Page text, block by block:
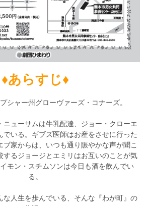
♦あらすじ♦
シャー州グローヴァーズ・コナーズ。
ニューサムは牛乳配達、ジョー・クローエ
でいる。ギブズ医師はお産をさせに行った
ブ家からは、いつも通り賑やかな声が聞こ
するジョージとエミリはお互いのことが気
モン・スチムソンは今日も酒を飲んでい
る。
な人生を歩んでいる、そんな『わが町』の